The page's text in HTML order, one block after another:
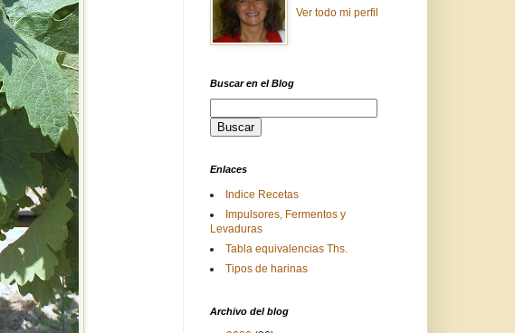
Ver todo mi perfil
Buscar en el Blog
Enlaces
Indice Recetas
Impulsores, Fermentos y
Levaduras
Tabla equivalencias Ths.
Tipos de harinas
Archivo del blog